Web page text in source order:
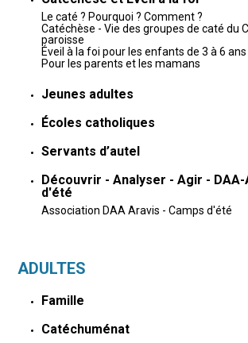
Le caté ? Pourquoi ? Comment ?
Catéchèse - Vie des groupes de caté du
paroisse
Éveil à la foi pour les enfants de 3 à 6 ans
Pour les parents et les mamans
Jeunes adultes
Écoles catholiques
Servants d’autel
Découvrir - Analyser - Agir -
d'été
Association DAA Aravis - Camps d'été
ADULTES
Famille
Catéchuménat